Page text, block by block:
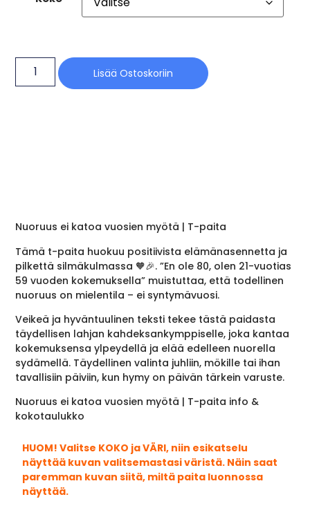
Lisää Ostoskoriin
Nuoruus ei katoa vuosien myötä | T-paita
Tämä t-paita huokuu positiivista elämänasennetta ja
pilkettä silmäkulmassa 🧡🎉. ”En ole 80, olen 21-vuotias
59 vuoden kokemuksella” muistuttaa, että todellinen
nuoruus on mielentila – ei syntymävuosi.
Veikeä ja hyväntuulinen teksti tekee tästä paidasta
täydellisen lahjan kahdeksankymppiselle, joka kantaa
kokemuksensa ylpeydellä ja elää edelleen nuorella
sydämellä. Täydellinen valinta juhliin, mökille tai ihan
tavallisiin päiviin, kun hymy on päivän tärkein varuste.
Nuoruus ei katoa vuosien myötä | T-paita info &
kokotaulukko
HUOM! Valitse KOKO ja VÄRI, niin esikatselu
näyttää kuvan valitsemastasi väristä. Näin saat
paremman kuvan siitä, miltä paita luonnossa
näyttää.